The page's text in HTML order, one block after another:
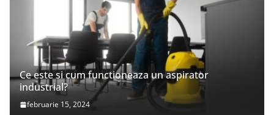
Ce este si cum functioneaza un aspirator
industrial?
februarie 15, 2024